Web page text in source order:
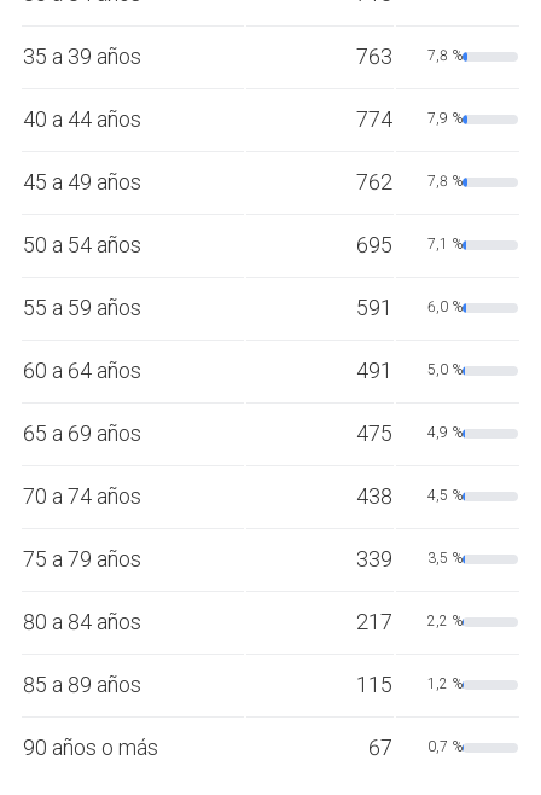
35 a 39 años 763 7,8 %
40 a 44 años 774 7,9 %
45 a 49 años 762 7,8 %
50 a 54 años 695 7,1 %
55 a 59 años 591 6,0 %
60 a 64 años 491 5,0 %
65 a 69 años 475 4,9 %
70 a 74 años 438 4,5 %
75 a 79 años 339 3,5 %
80 a 84 años 217 2,2 %
85 a 89 años 115 1,2 %
90 años o más 67 0,7 %